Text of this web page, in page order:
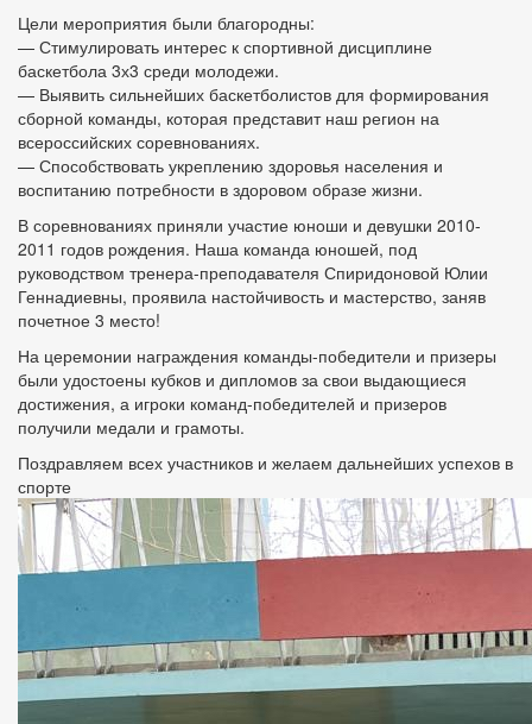
Цели мероприятия были благородны:
— Стимулировать интерес к спортивной дисциплине
баскетбола 3х3 среди молодежи.
— Выявить сильнейших баскетболистов для формирования
сборной команды, которая представит наш регион на
всероссийских соревнованиях.
— Способствовать укреплению здоровья населения и
воспитанию потребности в здоровом образе жизни.
В соревнованиях приняли участие юноши и девушки 2010-
2011 годов рождения. Наша команда юношей, под
руководством тренера-преподавателя Спиридоновой Юлии
Геннадиевны, проявила настойчивость и мастерство, заняв
почетное 3 место!
На церемонии награждения команды-победители и призеры
были удостоены кубков и дипломов за свои выдающиеся
достижения, а игроки команд-победителей и призеров
получили медали и грамоты.
Поздравляем всех участников и желаем дальнейших успехов в
спорте